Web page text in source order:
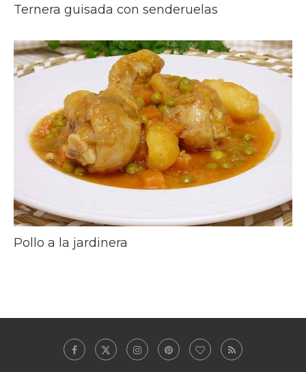
Ternera guisada con senderuelas
Pollo a la jardinera